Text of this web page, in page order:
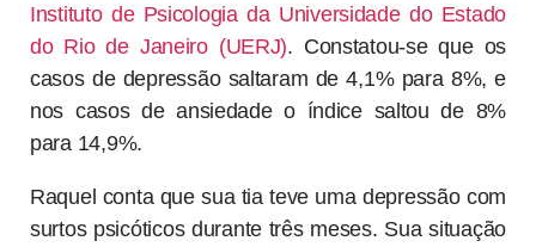
Instituto de Psicologia da Universidade do Estado
do Rio de Janeiro (UERJ). Constatou-se que os
casos de depressão saltaram de 4,1% para 8%, e
nos casos de ansiedade o índice saltou de 8%
para 14,9%.
Raquel conta que sua tia teve uma depressão com
surtos psicóticos durante três meses. Sua situação